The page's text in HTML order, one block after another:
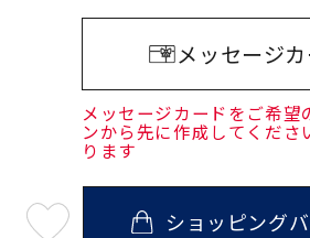
メッセージ
メッセージカードをご希望
ンから先に作成してくだ
ります
ショッピング